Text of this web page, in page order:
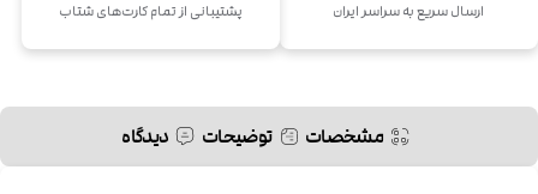
ارسال سریع به سراسر ایران پشتیبانی از تمام کارت‌های شتاب
مشخصات توضیحات دیدگاه